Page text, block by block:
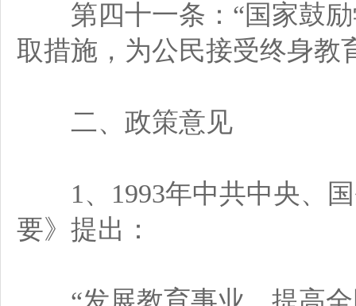
第四十一条：“国家鼓励
取措施，为公民接受终身教
二、政策意见
1、1993年中共中央、国
要》提出：